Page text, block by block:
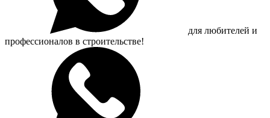
для любителей и
профессионалов в строительстве!